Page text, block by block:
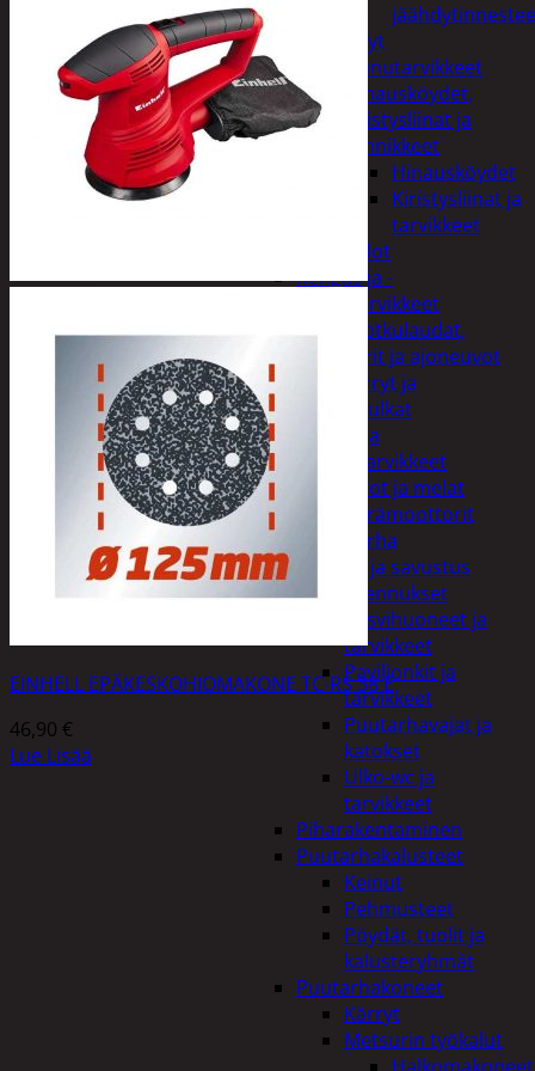
Öljyt
Perävaunutarvikkeet
Hinausköydet,
kiristysliinat ja
kiinnikkeet
Hinausköydet
Kiristysliinat ja
tarvikkeet
Valot
Rengas ja -
vannetarvikkeet
Sähköpotkulaudat,
skootterit ja ajoneuvot
Tukkikärryt ja
juontopulkat
Veneet ja
veneilytarvikkeet
Airot ja melat
Perämoottorit
Piha ja puutarha
Grillaus ja savustus
Piharakennukset
Kasvihuoneet ja
tarvikkeet
Paviljonkit ja
tarvikkeet
Puutarhavajat ja
katokset
Ulko-wc ja
tarvikkeet
Piharakentaminen
Puutarhakalusteet
Keinut
Pehmusteet
Pöydät, tuolit ja
kalusteryhmät
Puutarhakoneet
Kärryt
Metsurin työkalut
EINHELL EPÄKESKOHIOMAKONE TC-RS 38 E
46,90 €
Lue Lisää